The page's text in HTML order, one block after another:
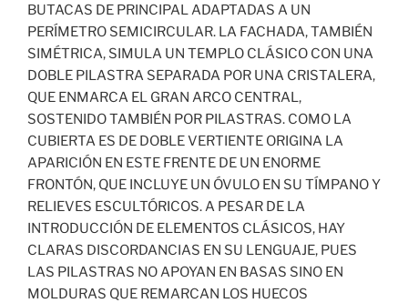
BUTACAS DE PRINCIPAL ADAPTADAS A UN
PERÍMETRO SEMICIRCULAR. LA FACHADA, TAMBIÉN
SIMÉTRICA, SIMULA UN TEMPLO CLÁSICO CON UNA
DOBLE PILASTRA SEPARADA POR UNA CRISTALERA,
QUE ENMARCA EL GRAN ARCO CENTRAL,
SOSTENIDO TAMBIÉN POR PILASTRAS. COMO LA
CUBIERTA ES DE DOBLE VERTIENTE ORIGINA LA
APARICIÓN EN ESTE FRENTE DE UN ENORME
FRONTÓN, QUE INCLUYE UN ÓVULO EN SU TÍMPANO Y
RELIEVES ESCULTÓRICOS. A PESAR DE LA
INTRODUCCIÓN DE ELEMENTOS CLÁSICOS, HAY
CLARAS DISCORDANCIAS EN SU LENGUAJE, PUES
LAS PILASTRAS NO APOYAN EN BASAS SINO EN
MOLDURAS QUE REMARCAN LOS HUECOS